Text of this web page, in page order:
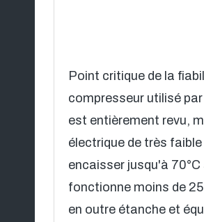
Point critique de la
compresseur utilisé
est entièrement revu,
électrique de très
encaisser jusqu'à
fonctionne moins de
en outre étanche et